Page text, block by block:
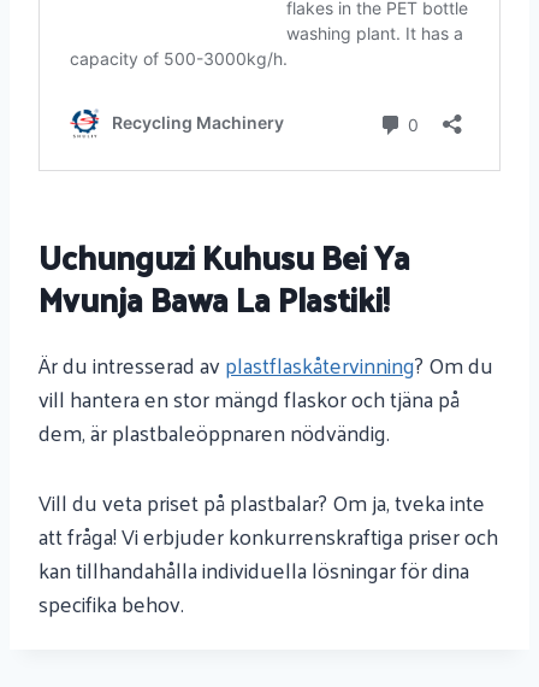
Uchunguzi Kuhusu Bei Ya
Mvunja Bawa La Plastiki!
Är du intresserad avplastflaskåtervinning? Om du
vill hantera en stor mängd flaskor och tjäna på
dem, är plastbaleöppnaren nödvändig.
Vill du veta priset på plastbalar? Om ja, tveka inte
att fråga! Vi erbjuder konkurrenskraftiga priser och
kan tillhandahålla individuella lösningar för dina
specifika behov.